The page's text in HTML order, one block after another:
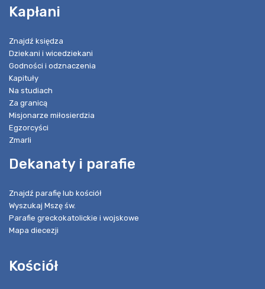
Kapłani
Znajdź księdza
Dziekani i wicedziekani
Godności i odznaczenia
Kapituły
Na studiach
Za granicą
Misjonarze miłosierdzia
Egzorcyści
Zmarli
Dekanaty i parafie
Znajdź parafię lub kościół
Wyszukaj Mszę św.
Parafie greckokatolickie i wojskowe
Mapa diecezji
Kościół